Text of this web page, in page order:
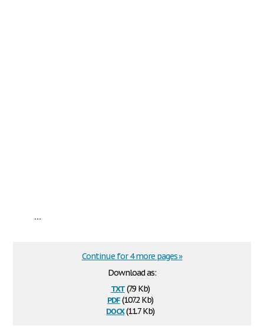
...
Download as:
txt(7.9 Kb)
pdf(107.2 Kb)
docx(11.7 Kb)
Continue for 4 more pages »